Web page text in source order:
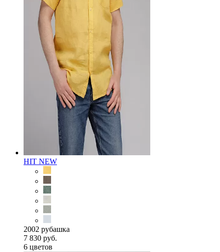
HIT NEW
2002 рубашка
7 830 руб.
6 цветов